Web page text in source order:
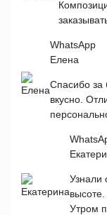
WhatsApp
Елена
Спасибо за
вкусно.
Узнали
Утром